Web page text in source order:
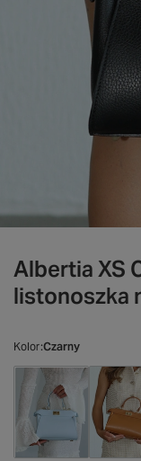
Albertia XS
listonoszka
Kolor Czarny